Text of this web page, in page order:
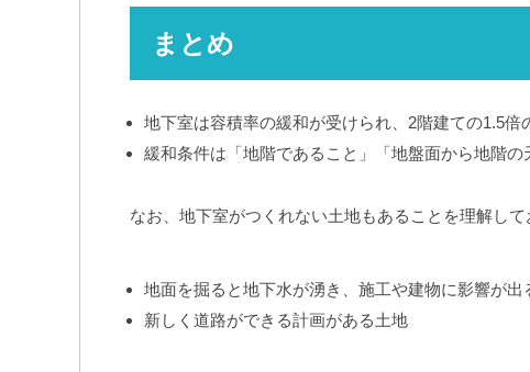
まとめ
地下室は容積率の緩和が受けられ、2階建ての1.5倍
緩和条件は「地階であること」「地盤面から地階
なお、地下室がつくれない土地もあることを理解して
地面を掘ると地下水が湧き、施工や建物に影響が出
新しく道路ができる計画がある土地